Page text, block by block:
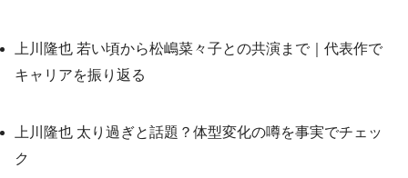
上川隆也 若い頃から松嶋菜々子との共演まで｜代表作で
キャリアを振り返る
上川隆也 太り過ぎと話題？体型変化の噂を事実でチェッ
ク